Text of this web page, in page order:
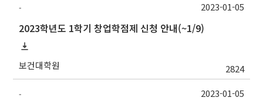
-
2023학년도 1학기 창업학점제 신청 안내(~1/9)
보건대학원 2824
2023-01-05
- 2023-01-05